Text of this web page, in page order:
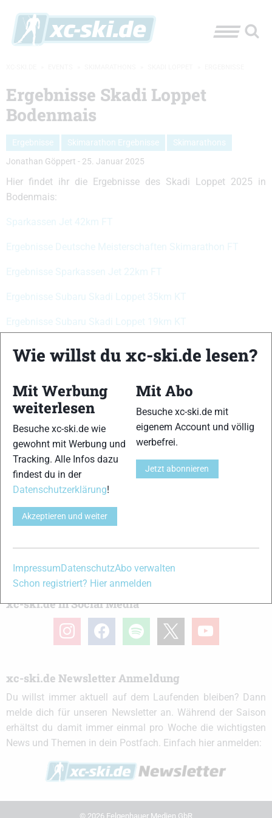
Ergebnisse Skadi Loppet
Bodenmais
Ergebnisse Skimarathon Ergebnisse
Skimarathons
Jonathan Göppert - 25. Januar 2025
Hier findet ihr die Ergebnisse des Skadi Loppet 2025 in
Bodenmais:
Sparkassen Jet 42km FT
Ergebnisse Deutsche Meisterschaften Skimarathon FT
Ergebnisse Sparkassen Jet 22km FT
Ergebnisse Subaru Skadi Loppet 35km KT
Ergebnisse Subaru Skadi Loppet 19km KT
Schreibe einen Kommentar
xc-ski.de ist DAS deutschsprachige Portal mit aktuellen
News aus dem Skilanglauf, Biathlon und der Nordischen
Kombination, einer Loipendatenbank, Langlauf-Community
und allem was du sonst noch über deine Lieblingssportarten
wissen solltest.
ObSkilanglauf-Anfänger oder Profi-Sportler, wir haben
immer ein offenes Ohr für dich! Du kannst uns jederzeit über
dasKontaktformularerreichen.
Partner
xc-ski.de in Social Media
instagramfacebook spotify youtube
xc-ski.de Newsletter Anmeldung
Du willst immer aktuell auf dem Laufenden bleiben? Dann
melde dich für unseren Newsletter an. Während der Saison
erhältst du damit immer einmal pro Woche die wichtigsten
News und Themen in dein Postfach. Einfach hier anmelden:
© 2026 Felgenhauer Medien GbR
Wie willst du xc-ski.de lesen?
Mit Werbung
weiterlesen
Besuche xc-ski.de wie
gewohnt mit Werbung und
Tracking. Alle Infos dazu
findest du in der
Datenschutzerklärung!
Akzeptieren und weiter
Mit Abo
Besuche xc-ski.de mit
eigenem Account und völlig
werbefrei.
Jetzt abonnieren
ImpressumDatenschutzAbo verwalten
Schon registriert? Hier anmelden